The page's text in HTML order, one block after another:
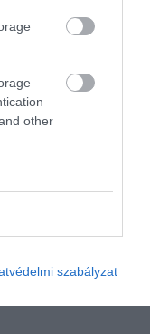
other
szabályzat
50–60
pénzügyi szakértők